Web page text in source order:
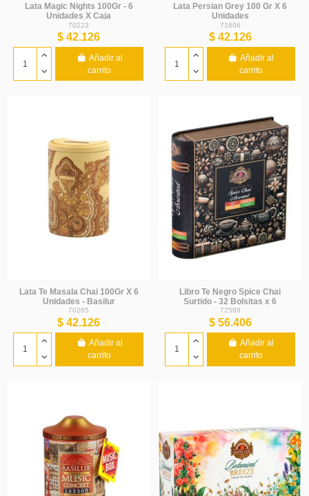
Lata Magic Nights 100Gr - 6
Unidades X Caja
70223
$ 42.126
Añadir al
carrito
Lata Persian Grey 100 Gr X 6
Unidades
71606
$ 42.126
Añadir al
carrito
Lata Te Masala Chai 100Gr X 6
Unidades - Basilur
70265
$ 42.126
Añadir al
carrito
Libro Te Negro Spice Chai
Surtido - 32 Bolsitas x 6
Unidades - Basilur
72589
$ 56.406
Añadir al
carrito